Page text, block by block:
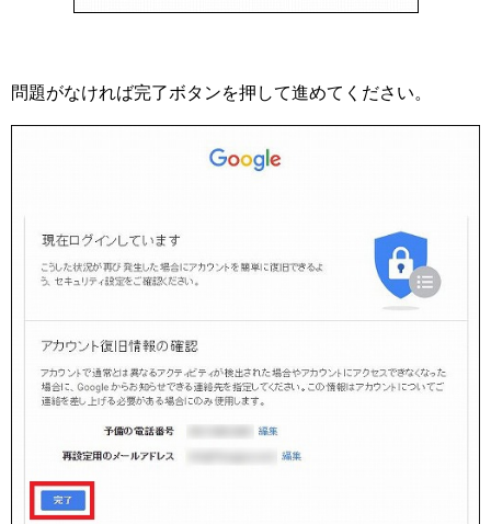
問題がなければ完了ボタンを押して進めてください。